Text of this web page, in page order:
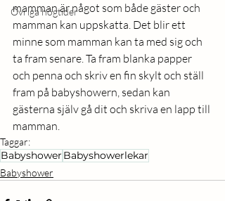
Övriga högtider
mamman är något som både gäster och
mamman kan uppskatta. Det blir ett
minne som mamman kan ta med sig och
ta fram senare. Ta fram blanka papper
och penna och skriv en fin skylt och ställ
fram på babyshowern, sedan kan
gästerna själv gå dit och skriva en lapp till
mamman.
Taggar:
Babyshower Babyshowerlekar
Babyshower